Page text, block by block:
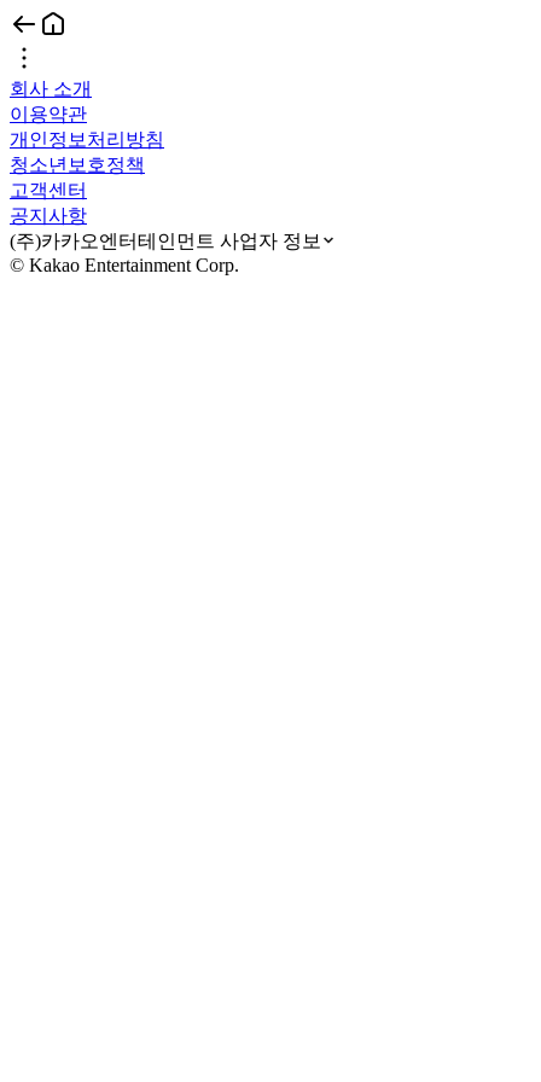
회사 소개
이용약관
개인정보처리방침
청소년보호정책
고객센터
공지사항
(주)카카오엔터테인먼트 사업자 정보
© Kakao Entertainment Corp.